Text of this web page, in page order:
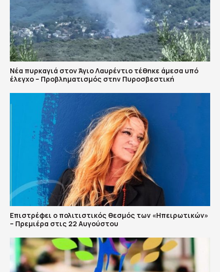
Νέα πυρκαγιά στον Άγιο Λαυρέντιο τέθηκε άμεσα υπό
έλεγχο – Προβληματισμός στην Πυροσβεστική
Επιστρέφει ο πολιτιστικός θεσμός των «Ηπειρωτικών»
– Πρεμιέρα στις 22 Αυγούστου